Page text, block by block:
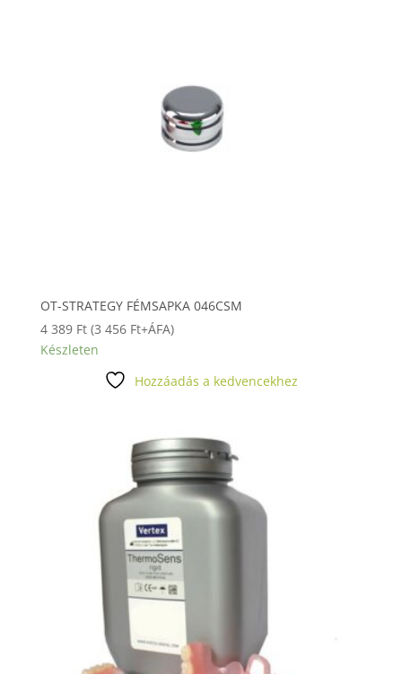
OT-STRATEGY FÉMSAPKA 046CSM
4 389 Ft (3 456 Ft+ÁFA)
Készleten
Hozzáadás a kedvencekhez